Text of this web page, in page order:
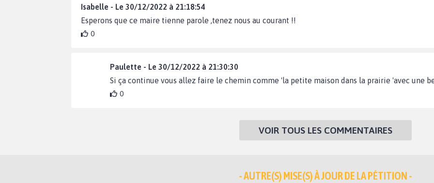
Isabelle - Le 30/12/2022 à 21:18:54
Esperons que ce maire tienne parole ,tenez nous au courant !!
0
Paulette - Le 30/12/2022 à 21:30:30
Si ça continue vous allez faire le chemin comme 'la petite maison dans la prairie 'avec une
0
VOIR TOUS LES COMMENTAIRES
- AUTRE(S) MISE(S) À JOUR DE LA PÉTITION -